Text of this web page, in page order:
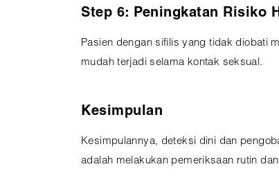
Step 6: Peningkatan Risiko
Pasien dengan sifilis yang tidak diobati
mudah terjadi selama kontak seksual.
Kesimpulan
Kesimpulannya, deteksi dini dan
adalah melakukan pemeriksaan rutin